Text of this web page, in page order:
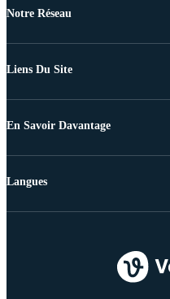
Notre Réseau
Liens Du Site
En Savoir Davantage
Langues